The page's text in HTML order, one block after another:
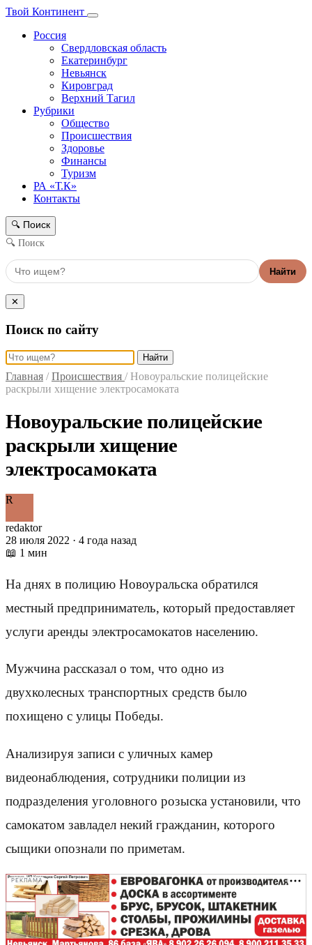
Твой Континент
Россия
Свердловская область
Екатеринбург
Невьянск
Кировград
Верхний Тагил
Рубрики
Общество
Происшествия
Здоровье
Финансы
Туризм
РА «Т.К»
Контакты
🔍 Поиск
🔍 Поиск
Найти
✕
Поиск по сайту
Найти
Главная / Происшествия / Новоуральские полицейские
раскрыли хищение электросамоката
Новоуральские полицейские
раскрыли хищение
электросамоката
R
redaktor
28 июля 2022 · 4 года назад
📖 1 мин
На днях в полицию Новоуральска обратился
местный предприниматель, который предоставляет
услуги аренды электросамокатов населению.
Мужчина рассказал о том, что одно из
двухколесных транспортных средств было
похищено с улицы Победы.
Анализируя записи с уличных камер
видеонаблюдения, сотрудники полиции из
подразделения уголовного розыска установили, что
самокатом завладел некий гражданин, которого
сыщики опознали по приметам.
РЕКЛАМА